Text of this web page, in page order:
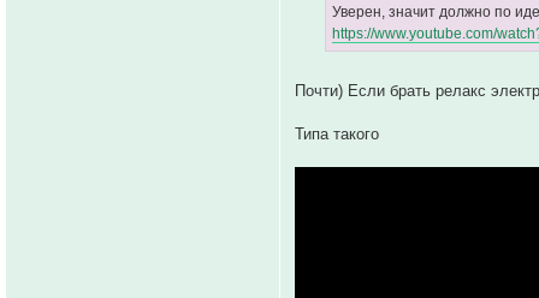
Уверен, значит должно по
https://www.youtube.com/
Почти) Если брать релакс
Типа такого